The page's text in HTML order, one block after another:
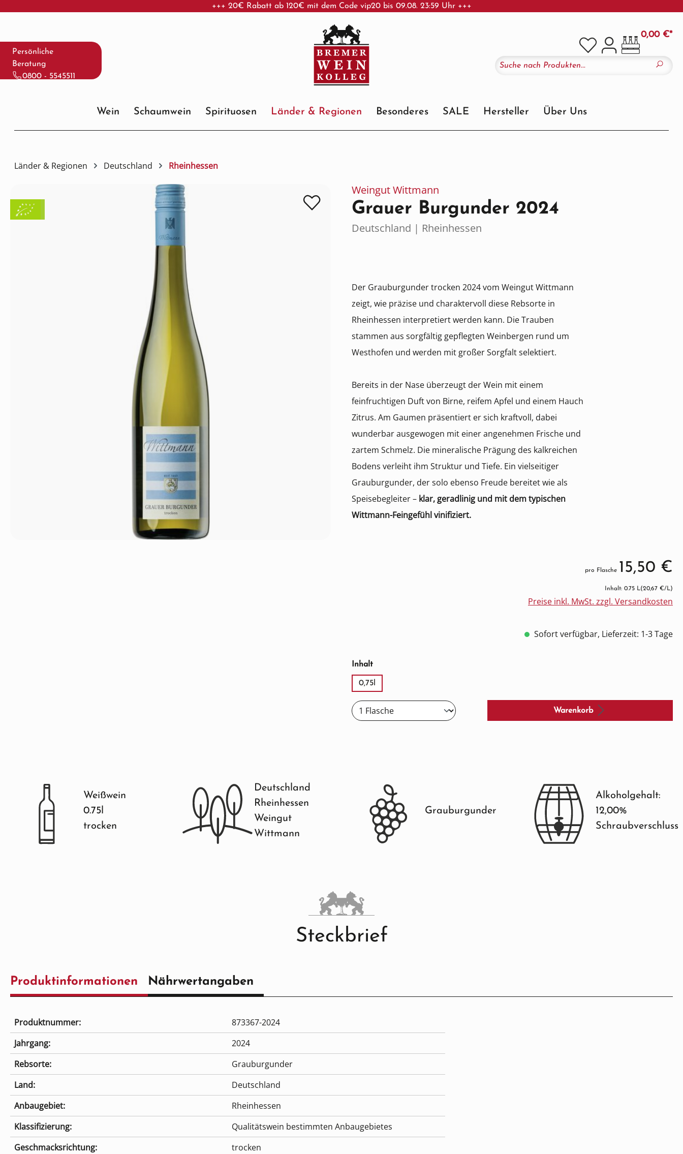
Hauptinhalt springen
Zur Suche springen
Zur Hauptnavigation springen
Persönliche
Beratung
0800 - 5545511
+++ 20€ Rabatt ab 120€ mit dem Code vip20 bis 09.08. 23:59 Uhr +++
0,00 €*
Wein Schaumwein Spirituosen Länder & Regionen Besonderes SALE Hersteller Über Uns
Länder & Regionen Deutschland Rheinhessen
Weingut Wittmann
Grauer Burgunder 2024
Deutschland | Rheinhessen
Der Grauburgunder trocken 2024 vom Weingut Wittmann
zeigt, wie präzise und charaktervoll diese Rebsorte in
Rheinhessen interpretiert werden kann. Die Trauben
stammen aus sorgfältig gepflegten Weinbergen rund um
Westhofen und werden mit großer Sorgfalt selektiert.
Bereits in der Nase überzeugt der Wein mit einem
feinfruchtigen Duft von Birne, reifem Apfel und einem Hauch
Zitrus. Am Gaumen präsentiert er sich kraftvoll, dabei
wunderbar ausgewogen mit einer angenehmen Frische und
zartem Schmelz. Die mineralische Prägung des kalkreichen
Bodens verleiht ihm Struktur und Tiefe. Ein vielseitiger
Grauburgunder, der solo ebenso Freude bereitet wie als
Speisebegleiter – klar, geradlinig und mit dem typischen
Wittmann-Feingefühl vinifiziert.
pro Flasche 15,50 €
Inhalt: 0.75 L(20,67 €/L)
Preise inkl. MwSt. zzgl. Versandkosten
Sofort verfügbar, Lieferzeit: 1-3 Tage
Inhaltauswählen
0,75l
Warenkorb
Weißwein
0.75l
trocken
Deutschland
Rheinhessen
Weingut
Wittmann
Grauburgunder
Alkoholgehalt:
12,00%
Schraubverschluss
Steckbrief
Produktinformationen Nährwertangaben
Produktnummer: 873367-2024
Land:
Deutschland
Anbaugebiet:
Rheinhessen
Rebsorte: Grauburgunder
Jahrgang: 2024
Geschmacksrichtung:
trocken
Klassifizierung: Qualitätswein bestimmten Anbaugebietes